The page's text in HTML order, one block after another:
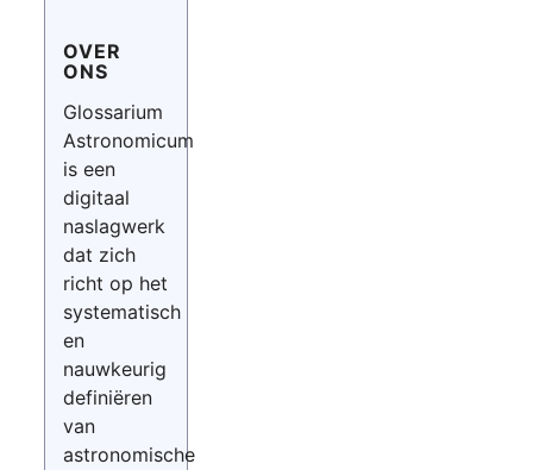
OVER
ONS
Glossarium
Astronomicum
is een
digitaal
naslagwerk
dat zich
richt op het
systematisch
en
nauwkeurig
definiëren
van
astronomische